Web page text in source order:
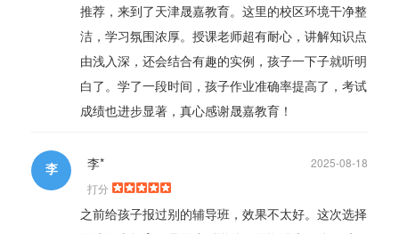
推荐，来到了天津晟嘉教育。这里的校区环境干净整
洁，学习氛围浓厚。授课老师超有耐心，讲解知识点
由浅入深，还会结合有趣的实例，孩子一下子就听明
白了。学了一段时间，孩子作业准确率提高了，考试
成绩也进步显著，真心感谢晟嘉教育！
李 2025-08-18
李*
打分
之前给孩子报过别的辅导班，效果不太好。这次选择